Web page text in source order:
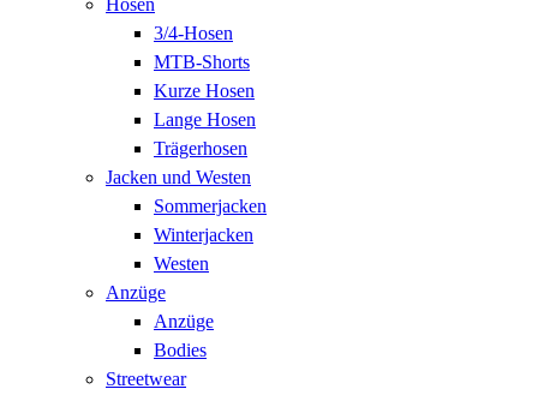
3/4-Hosen
MTB-Shorts
Kurze Hosen
Lange Hosen
Trägerhosen
Jacken und Westen
Sommerjacken
Winterjacken
Westen
Anzüge
Anzüge
Bodies
Streetwear